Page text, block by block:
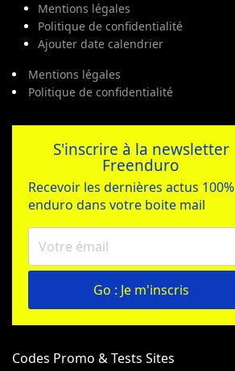
Mentions légales
Politique de confidentialité
Ajouter date calendrier
Mentions légales
Politique de confidentialité
S'inscrire à la newsletter
Freenduro
Recevoir les dernières actus 100%
enduro dans votre boite mail
Go : Je m'inscris
Codes Promo & Tests Sites